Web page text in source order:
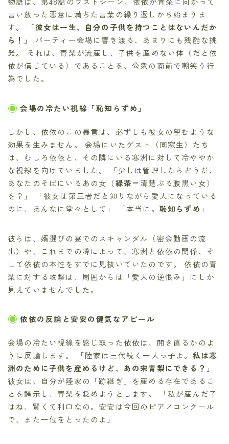
言い放った悪意に満ちた言葉の繰り返しから始まりま
す。 「彼女は一生、自分の子供を持つことはないんだか
ら！ 」 パーティー会場に響き渡る、あまりにも残酷な挑
発。 それは、青梨が流産し、子供を産めない体（だと依
依が信じている）であることを、公衆の面前で嘲笑う行
為でした。
会場の冷たい視線「恥知らずめ」
しかし、依依のこの暴言は、必ずしも彼女の望むような
効果を生みません。 会場にいたゲスト（同窓生）たち
は、むしろ依依と、その隣にいる寒洲に対して冷ややか
な視線を向けていました。 「少しは管理したらどうだ、
あなたのそばにいるあの女（緑茶＝清楚ぶる腹黒い女）
を？」 「彼女は第三者だと知りながら愛人になっている
のに、あんなに堂々として」 「本当に。 恥知らずめ 」
彼らは、婿選びの宴でのスキャンダル（密会動画の流
出）や、これまでの噂によって、寒洲と依依の関係、そ
して依依の本性をすでに見抜いていたのです。 依依の青
梨に対する攻撃は、周囲からは「愛人の逆恨み」にしか
見えていませんでした。
依依の反論と安安の健気なアピール
会場の冷たい視線を感じ取った依依は、開き直るかのよ
うに反論します。 「陸家は三代続く一人っ子よ。 私は寒
洲のために子供を産めるけど、あの宋青梨にできる？ 」
彼女は、自分が陸家の「跡継ぎ」を産める存在であるこ
とを誇示し、青梨を貶めようとします。 「私が産んだ子
はね、賢くて利口なの。安安は今回のピアノコンクール
で、また一位をとったのよ」